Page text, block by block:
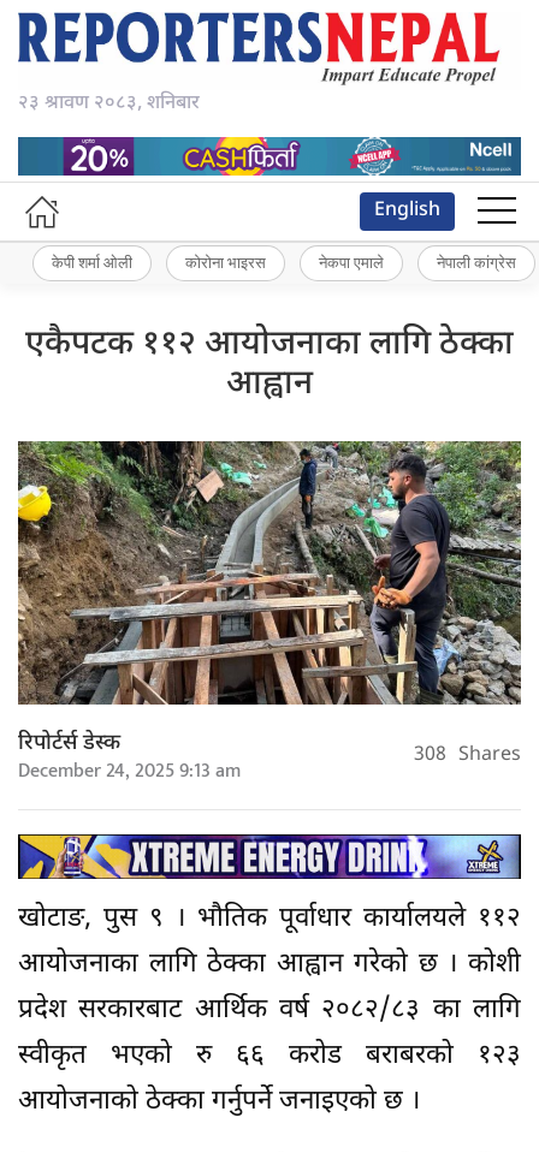
२३ श्रावण २०८३, शनिबार
English
केपी शर्मा ओली कोरोना भाइरस नेकपा एमाले नेपाली कांग्रेस
एकैपटक ११२ आयोजनाका लागि ठेक्का
आह्वान
रिपोर्टर्स डेस्क
December 24, 2025 9:13 am 308 Shares
खोटाङ, पुस ९ । भौतिक पूर्वाधार कार्यालयले ११२
आयोजनाका लागि ठेक्का आह्वान गरेको छ । कोशी
प्रदेश सरकारबाट आर्थिक वर्ष २०८२/८३ का लागि
स्वीकृत भएको रु ६६ करोड बराबरको १२३
आयोजनाको ठेक्का गर्नुपर्ने जनाइएको छ ।